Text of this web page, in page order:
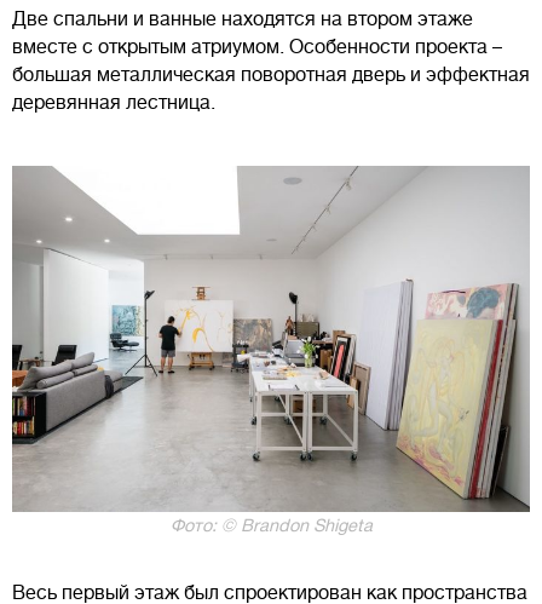
Две спальни и ванные находятся на втором этаже
вместе с открытым атриумом. Особенности проекта –
большая металлическая поворотная дверь и эффектная
деревянная лестница.
Фото: © Brandon Shigeta
Весь первый этаж был спроектирован как пространства